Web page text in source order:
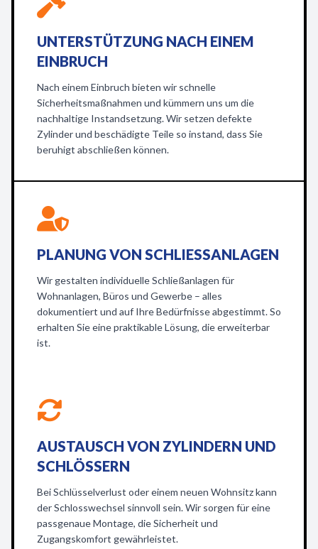
UNTERSTÜTZUNG NACH EINEM
EINBRUCH
Nach einem Einbruch bieten wir schnelle
Sicherheitsmaßnahmen und kümmern uns um die
nachhaltige Instandsetzung. Wir setzen defekte
Zylinder und beschädigte Teile so instand, dass Sie
beruhigt abschließen können.
PLANUNG VON SCHLIESSANLAGEN
Wir gestalten individuelle Schließanlagen für
Wohnanlagen, Büros und Gewerbe – alles
dokumentiert und auf Ihre Bedürfnisse abgestimmt. So
erhalten Sie eine praktikable Lösung, die erweiterbar
ist.
AUSTAUSCH VON ZYLINDERN UND
SCHLÖSSERN
Bei Schlüsselverlust oder einem neuen Wohnsitz kann
der Schlosswechsel sinnvoll sein. Wir sorgen für eine
passgenaue Montage, die Sicherheit und
Zugangskomfort gewährleistet.